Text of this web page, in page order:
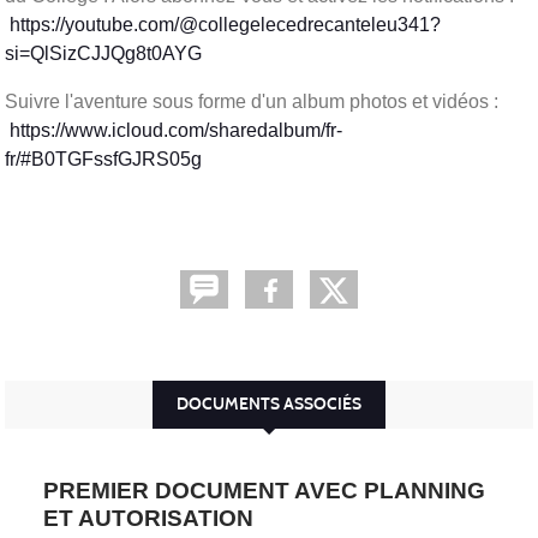
https://youtube.com/@collegelecedrecanteleu341?
si=QlSizCJJQg8t0AYG
Suivre l'aventure sous forme d'un album photos et vidéos :
https://www.icloud.com/sharedalbum/fr-
fr/#B0TGFssfGJRS05g
DOCUMENTS ASSOCIÉS
PREMIER DOCUMENT AVEC PLANNING
ET AUTORISATION